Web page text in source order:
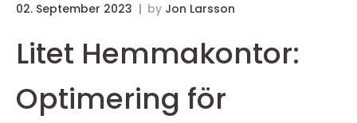
02. September 2023 by Jon Larsson
Litet Hemmakontor:
Optimering för